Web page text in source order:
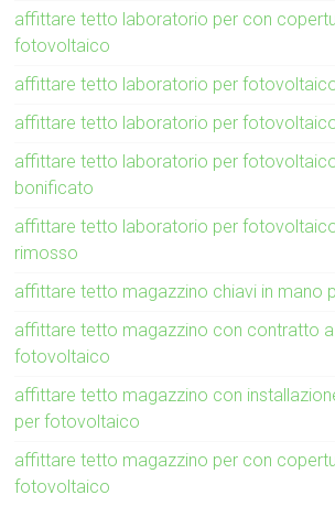
affittare tetto laboratorio per con
fotovoltaico
affittare tetto laboratorio per
affittare tetto laboratorio per
affittare tetto laboratorio per
bonificato
affittare tetto laboratorio per
rimosso
affittare tetto magazzino chiavi in mano
affittare tetto magazzino con contratto
fotovoltaico
affittare tetto magazzino con
per fotovoltaico
affittare tetto magazzino per con
fotovoltaico